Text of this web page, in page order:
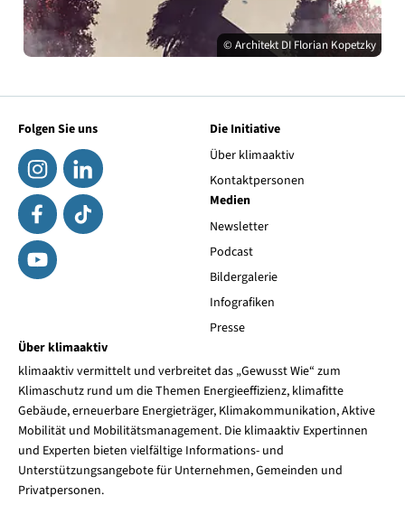
© Architekt DI Florian Kopetzky
Folgen Sie uns
Die Initiative
Über klimaaktiv
Kontaktpersonen
Medien
Newsletter
Podcast
Bildergalerie
Infografiken
Presse
Über klimaaktiv
klimaaktiv vermittelt und verbreitet das „Gewusst Wie“ zum
Klimaschutz rund um die Themen Energieeffizienz, klimafitte
Gebäude, erneuerbare Energieträger, Klimakommunikation, Aktive
Mobilität und Mobilitätsmanagement. Die klimaaktiv Expertinnen
und Experten bieten vielfältige Informations- und
Unterstützungsangebote für Unternehmen, Gemeinden und
Privatpersonen.